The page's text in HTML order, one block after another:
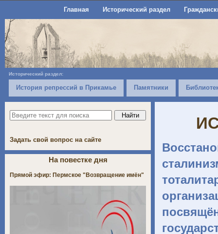
Главная Исторический раздел
Исторический раздел:
История репрессий в Прикамье Памятники
Задать свой вопрос на сайте
На повестке дня
Прямой эфир: Пермское "Возвращение имён"